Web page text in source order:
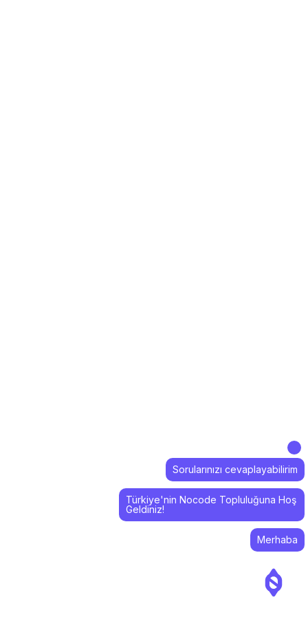
Merhaba
Türkiye'nin Nocode Topluluğuna Hoş
Geldiniz!
Sorularınızı cevaplayabilirim